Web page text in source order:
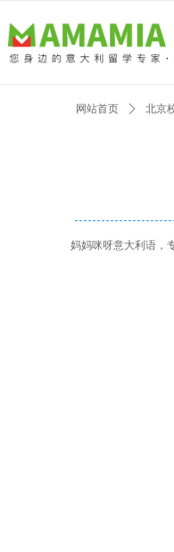
网站首页 ꄲ 北京
妈妈咪呀意大利语，